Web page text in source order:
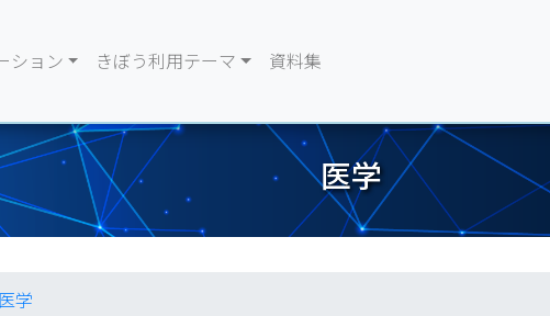
ション きぼう利用テーマ 資料集
医学
医学